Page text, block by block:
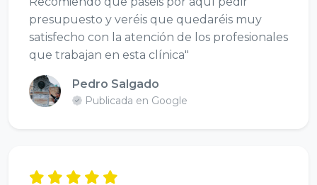
presupuesto y veréis que quedaréis muy
satisfecho con la atención de los profesionales
que trabajan en esta clínica"
Pedro Salgado
Publicada en Google